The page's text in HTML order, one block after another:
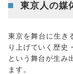
東京人の媒
東京を舞台に生き
り上げていく歴史
という舞台が生み
ます。